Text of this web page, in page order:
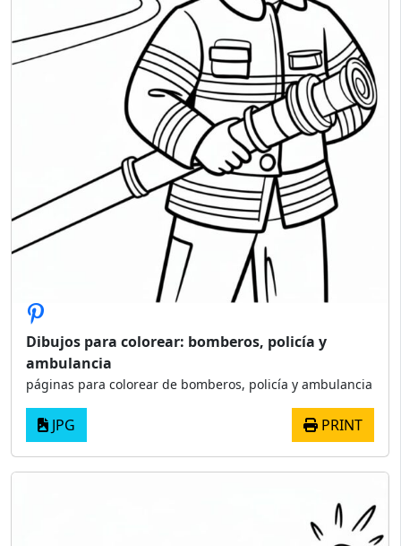
Dibujos para colorear: bomberos, policía y
ambulancia
páginas para colorear de bomberos, policía y ambulancia
JPG PRINT